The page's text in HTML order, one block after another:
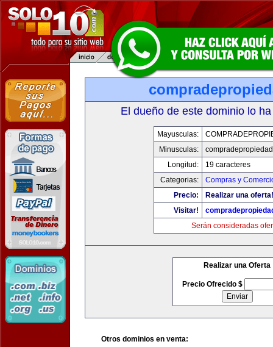
El dueño de este dominio lo
Mayusculas:
Minusculas:
Longitud:
19 caracteres
Categorias:
Compras y
Precio:
Realizar una oferta!
Visitar!
Serán consideradas
Realizar una Oferta
Precio Ofrecido $
Otros dominios en venta: